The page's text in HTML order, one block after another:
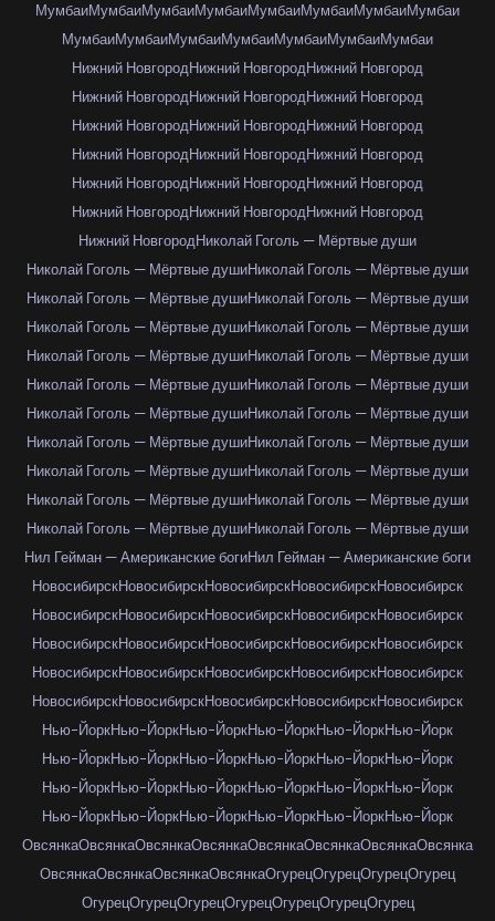
МумбаиМумбаиМумбаиМумбаиМумбаиМумбаиМумбаиМумбаи
МумбаиМумбаиМумбаиМумбаиМумбаиМумбаиМумбаи
Нижний НовгородНижний НовгородНижний Новгород
Нижний НовгородНижний НовгородНижний Новгород
Нижний НовгородНижний НовгородНижний Новгород
Нижний НовгородНижний НовгородНижний Новгород
Нижний НовгородНижний НовгородНижний Новгород
Нижний НовгородНижний НовгородНижний Новгород
Нижний НовгородНиколай Гоголь — Мёртвые души
Николай Гоголь — Мёртвые душиНиколай Гоголь — Мёртвые души
Николай Гоголь — Мёртвые душиНиколай Гоголь — Мёртвые души
Николай Гоголь — Мёртвые душиНиколай Гоголь — Мёртвые души
Николай Гоголь — Мёртвые душиНиколай Гоголь — Мёртвые души
Николай Гоголь — Мёртвые душиНиколай Гоголь — Мёртвые души
Николай Гоголь — Мёртвые душиНиколай Гоголь — Мёртвые души
Николай Гоголь — Мёртвые душиНиколай Гоголь — Мёртвые души
Николай Гоголь — Мёртвые душиНиколай Гоголь — Мёртвые души
Николай Гоголь — Мёртвые душиНиколай Гоголь — Мёртвые души
Николай Гоголь — Мёртвые душиНиколай Гоголь — Мёртвые души
Нил Гейман — Американские богиНил Гейман — Американские боги
НовосибирскНовосибирскНовосибирскНовосибирскНовосибирск
НовосибирскНовосибирскНовосибирскНовосибирскНовосибирск
НовосибирскНовосибирскНовосибирскНовосибирскНовосибирск
НовосибирскНовосибирскНовосибирскНовосибирскНовосибирск
НовосибирскНовосибирскНовосибирскНовосибирскНовосибирск
Нью-ЙоркНью-ЙоркНью-ЙоркНью-ЙоркНью-ЙоркНью-Йорк
Нью-ЙоркНью-ЙоркНью-ЙоркНью-ЙоркНью-ЙоркНью-Йорк
Нью-ЙоркНью-ЙоркНью-ЙоркНью-ЙоркНью-ЙоркНью-Йорк
Нью-ЙоркНью-ЙоркНью-ЙоркНью-ЙоркНью-ЙоркНью-Йорк
ОвсянкаОвсянкаОвсянкаОвсянкаОвсянкаОвсянкаОвсянкаОвсянка
ОвсянкаОвсянкаОвсянкаОвсянкаОгурецОгурецОгурецОгурец
ОгурецОгурецОгурецОгурецОгурецОгурецОгурец